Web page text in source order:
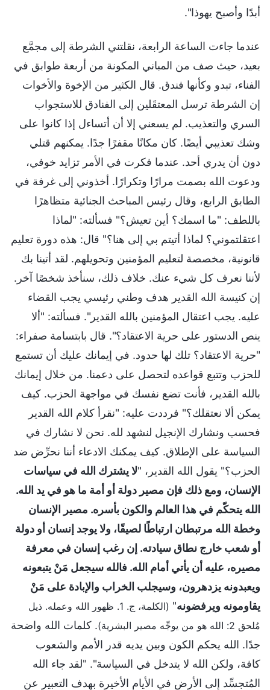
أبدًا وأصبح يهوذا".
عندما جاءت الساعة الرابعة، نقلتني الشرطة إلى مجمَّع
بعيد، حيث صف من المباني المكونة من أربعة طوابق في
الفناء، تبدو وكأنها فندق. قال الكثير من الإخوة والأخوات
إن الشرطة ترسل المعتقَلين إلى الفنادق للاستجواب
السري والتعذيب. لم يسعني إلا أن أتساءل إذا كانوا على
وشك تعذيبي أيضًا. كان مكانًا مقفرًا جدًا. يمكنهم قتلي
دون أن يدري أحد. عندما فكرت في الأمر تزايد خوفي،
ودعوت الله بصمت مرارًا وتكرارًا. أخذوني إلى غرفة في
الطابق الرابع، وقال رئيس المباحث الجنائية متظاهرًا
باللطف: "ما اسمك؟ أين تعيش؟" فسألته: "لماذا
اعتقلتموني؟ لماذا أتيتم بي إلى هنا؟" قال: هذه دورة تعليم
قانونية، مخصصة لتعليم المؤمنين وتحويلهم. لقد أتينا بك
لأننا نعرف كل شيء عنك. خلاف ذلك، سنأخذ شخصًا آخر.
إن كنيسة الله القدير هدف وطني رئيسي يجب القضاء
عليه. يجب اعتقال المؤمنين بالله القدير". فسألته: "ألا
ينص الدستور على حرية الاعتقاد؟". قال بابتسامة صفراء:
"حرية الاعتقاد؟ تلك لها حدود. في إيمانك عليك أن تستمع
للحزب وتتبع قواعده لتحصل على دعمنا. من خلال إيمانك
بالله القدير، فأنت تضع نفسك في مواجهة الحزب. كيف
يمكن ألا نعتقلك؟" فرددت عليه: "نقرأ كلام الله القدير
فحسب ونشارك الإنجيل لنشهد لله. نحن لا نشارك في
السياسة على الإطلاق. كيف يمكنك الادعاء أننا نحرِّض ضد
الحزب؟" يقول الله القدير، "لا يشترك الله في سياسات
الإنسان، ومع ذلك فإن مصير دولة أو أمة ما هو في يد الله.
الله يتحكّم في هذا العالم والكون بأسره. مصير الإنسان
وخطة الله مرتبطان ارتباطًا لصيقًا، ولا يوجد إنسان أو دولة
أو شعب خارج نطاق سيادته. إن رغب إنسان في معرفة
مصيره، عليه أن يأتي أمام الله. فالله سيجعل مَنْ يتبعونه
ويعبدونه يزدهرون، وسيجلب الخراب والإبادة على مَنْ
يقاومونه ويرفضونه"
(الكلمة، ج. 1. ظهور الله وعمله. ذيل
مُلحق 2: الله هو من يوجِّه مصير البشرية)
. كلمات الله واضحة
جدًا. الله يحكم الكون وبين يديه قدر الأمم والشعوب
كافة، ولكن الله لا يتدخل في السياسة". "لقد جاء الله
المُتجسِّد إلى الأرض في الأيام الأخيرة بهدف التعبير عن